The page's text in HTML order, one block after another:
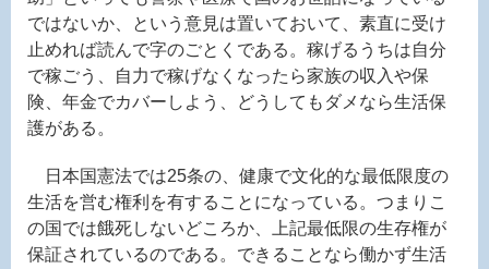
ではないか、という意見は置いておいて、素直に受け
止めれば読んで字のごとくである。稼げるうちは自分
で稼ごう、自力で稼げなくなったら家族の収入や保
険、年金でカバーしよう、どうしてもダメなら生活保
護がある。
日本国憲法では25条の、健康で文化的な最低限度の
生活を営む権利を有することになっている。つまりこ
の国では餓死しないどころか、上記最低限の生存権が
保証されているのである。できることなら働かず生活